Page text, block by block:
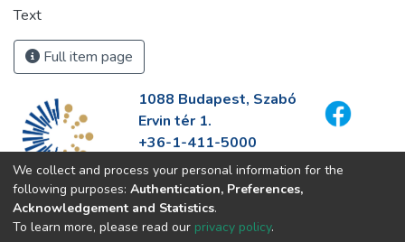
Text
Full item page
1088 Budapest, Szabó
Ervin tér 1.
+36-1-411-5000
info@fszek.hu
https://fszek.hu
We collect and process your personal information for the
following purposes: Authentication, Preferences,
Acknowledgement and Statistics.
To learn more, please read our privacy policy.